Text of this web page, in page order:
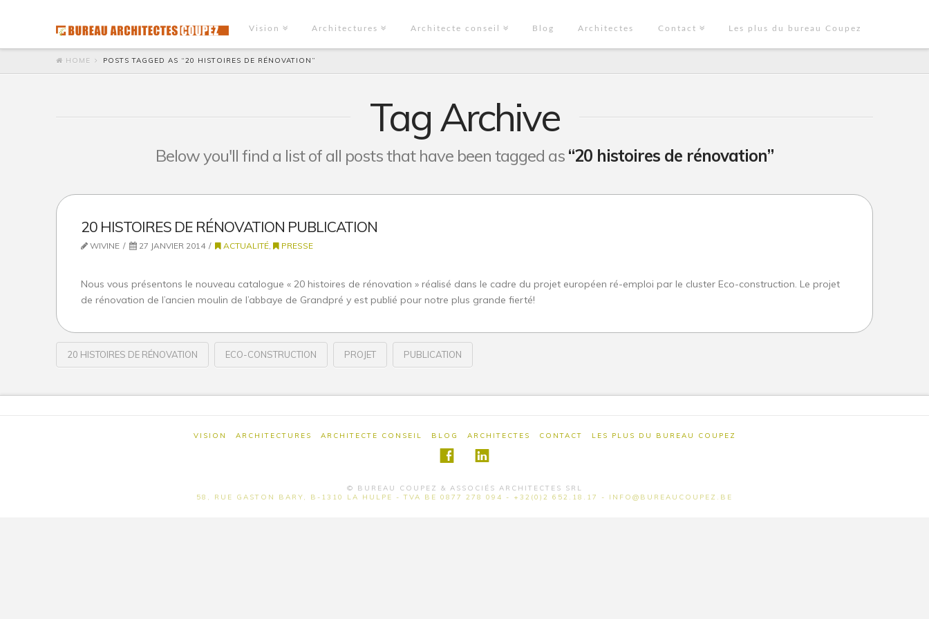
Vision Architectures Architecte conseil Blog Architectes Contact Les plus du bureau Coupez
HOME POSTS TAGGED AS “20 HISTOIRES DE RÉNOVATION”
Tag Archive
Below you'll find a list of all posts that have been tagged as “20 histoires de rénovation”
20 HISTOIRES DE RÉNOVATION PUBLICATION
WIVINE 27 JANVIER 2014 ACTUALITÉ, PRESSE
Nous vous présentons le nouveau catalogue « 20 histoires de rénovation » réalisé dans le cadre du projet européen ré-emploi par le cluster Eco-construction. Le projet
de rénovation de l’ancien moulin de l’abbaye de Grandpré y est publié pour notre plus grande fierté!
20 HISTOIRES DE RÉNOVATION ECO-CONSTRUCTION PROJET PUBLICATION
HISTOIRES
VISION ARCHITECTURES ARCHITECTE CONSEIL BLOG ARCHITECTES CONTACT LES PLUS DU BUREAU COUPEZ
© BUREAU COUPEZ & ASSOCIÉS ARCHITECTES SRL
58, RUE GASTON BARY, B-1310 LA HULPE - TVA BE 0877 278 094 - +32(0)2 652.18.17 - INFO@BUREAUCOUPEZ.BE